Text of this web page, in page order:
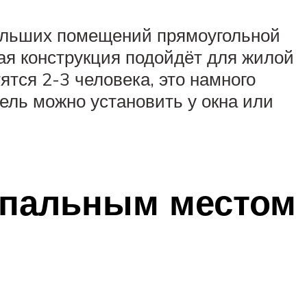
помещений прямоугольной
конструкция подойдёт для жилой
2-3 человека, это намного
можно установить у окна или
местом